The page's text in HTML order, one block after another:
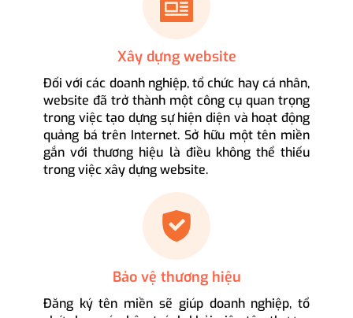
Xây dựng website
Đối với các doanh nghiệp, tổ chức hay cá nhân,
website đã trở thành một công cụ quan trọng
trong việc tạo dựng sự hiện diện và hoạt động
quảng bá trên Internet. Sở hữu một tên miền
gắn với thương hiệu là điều không thể thiếu
trong việc xây dựng website.
Bảo vệ thương hiệu
Đăng ký tên miền sẽ giúp doanh nghiệp, tổ